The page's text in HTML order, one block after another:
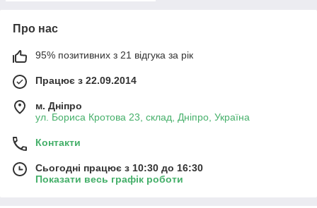
Про нас
95% позитивних з 21 відгука за рік
Працює з 22.09.2014
м. Дніпро
ул. Бориса Кротова 23, склад, Дніпро, Україна
Контакти
Сьогодні працює з 10:30 до 16:30
Показати весь графік роботи